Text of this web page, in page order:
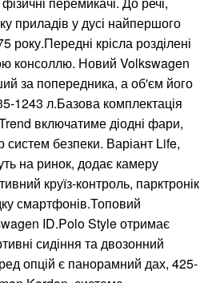
приладів у дусі найпершого
крісла розділені
консоллю. Новий Volkswagen
за попередника, а об'єм його
1243 л.Базова комплектація
включатиме діодні фари,
систем безпеки. Варіант Life,
на ринок, додає камеру
круїз-контроль, парктронік
смартфонів.Топовий
ID.Polo Style отримає
сидіння та двозонний
опцій є панорамний дах, 425-